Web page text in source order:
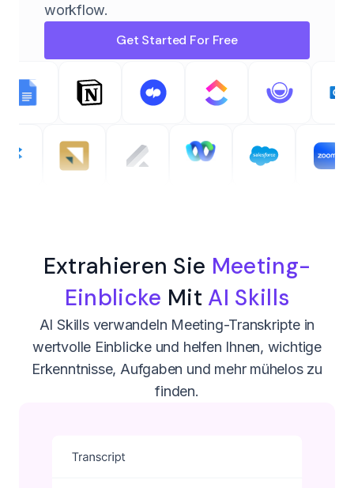
workflow.
Get Started For Free
Extrahieren Sie Meeting-
Einblicke Mit AI Skills
AI Skills verwandeln Meeting-Transkripte in
wertvolle Einblicke und helfen Ihnen, wichtige
Erkenntnisse, Aufgaben und mehr mühelos zu
finden.